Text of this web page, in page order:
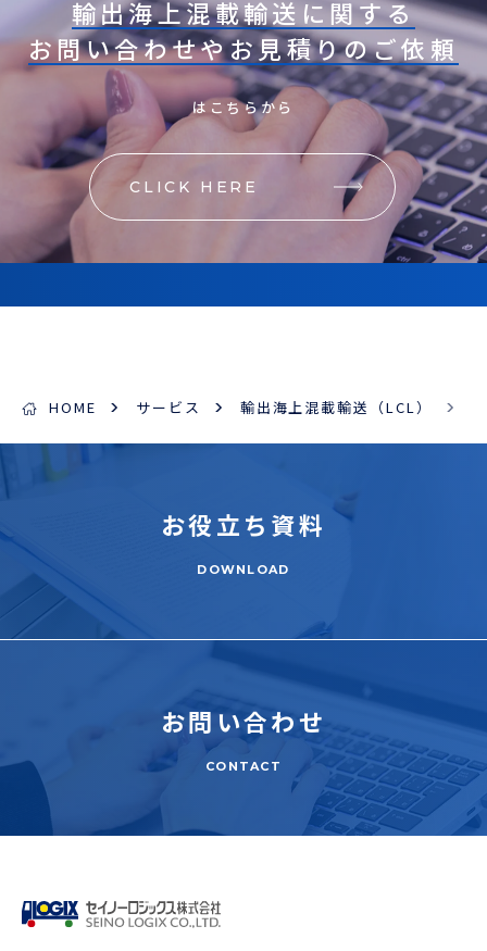
輸出海上混載輸送に関する
お問い合わせやお見積りのご依頼
はこちらから
CLICK HERE
HOME サービス 輸出海上混載輸送（LCL）
お役立ち 資料
DOWNLOAD
お問い合わせ
CONTACT